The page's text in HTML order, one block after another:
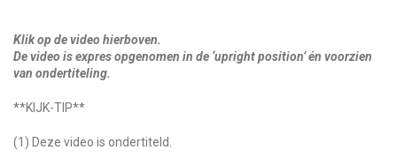
Klik op de video hierboven.
De video is expres opgenomen in de ‘upright position’ én voorzien
van ondertiteling.
**KIJK-TIP**
(1) Deze video is ondertiteld.